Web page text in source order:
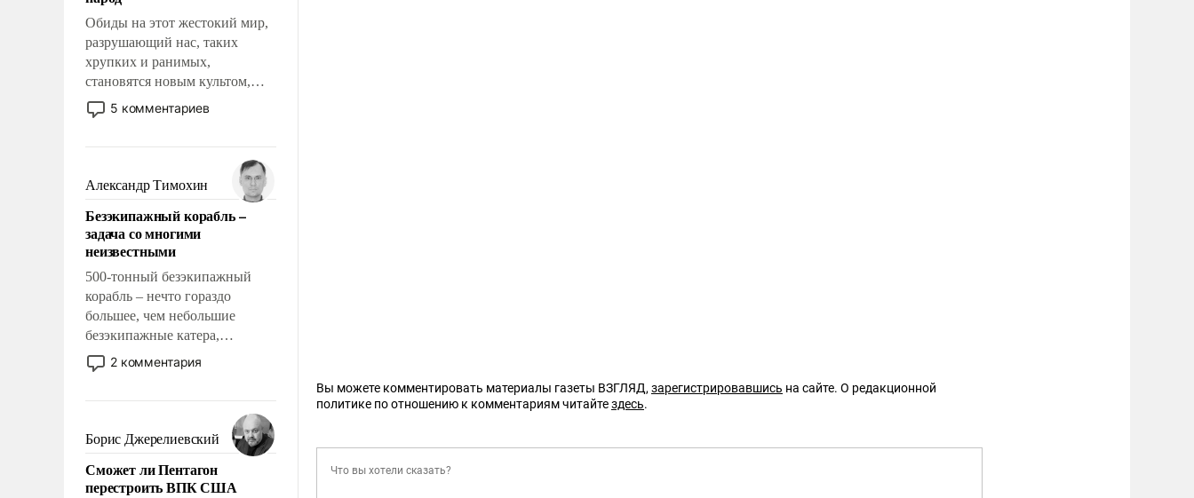
Обиды на этот жестокий мир,
разрушающий нас, таких
хрупких и ранимых,
становятся новым культом,
постепенно вытесняя и
отменяя традиционное
мужественным и твердым под
ударами судьбы, брать на себя
ответственность, помогать
слабым, идти вперед и
адаптироваться.
5 комментариев
Александр Тимохин
Безэкипажный корабль –
задача со многими
неизвестными
500-тонный безэкипажный
корабль – нечто гораздо
большее, чем небольшие
безэкипажные катера,
применение которых уже
стало обыденностью. Задача по
сложна и амбициозна. Однако
и ее реализация радикально
поднимет наши боевые
возможности.
2 комментария
Борис Джерелиевский
Сможет ли Пентагон
перестроить ВПК США
Вы можете комментировать материалы газеты ВЗГЛЯД,зарегистрировавшись на сайте. О редакционной
политике по отношению к комментариям читайтездесь.